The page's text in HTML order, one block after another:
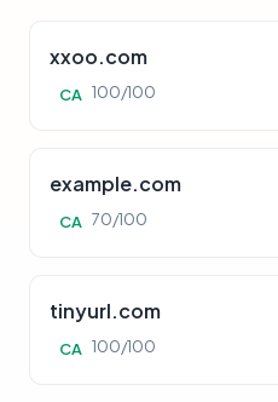
xxoo.com
CA 100/100
example.com
CA 70/100
tinyurl.com
CA 100/100